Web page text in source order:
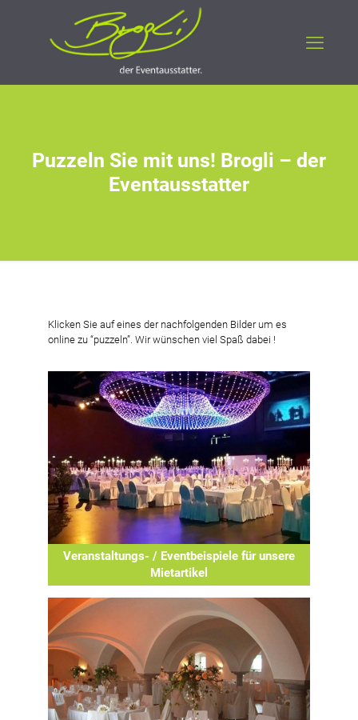
Puzzeln Sie mit uns! Brogli – der
Eventausstatter
Klicken Sie auf eines der nachfolgenden Bilder um es
online zu “puzzeln”. Wir wünschen viel Spaß dabei !
Veranstaltungs- / Eventbeispiele für unsere
Mietartikel